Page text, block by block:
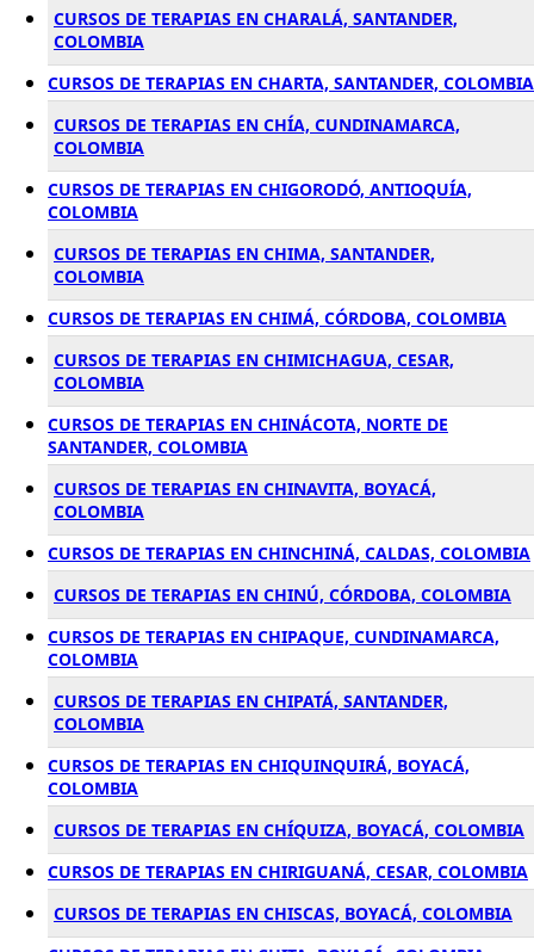
CURSOS DE TERAPIAS EN CHARALÁ, SANTANDER,
COLOMBIA
CURSOS DE TERAPIAS EN CHARTA, SANTANDER, COLOMBIA
CURSOS DE TERAPIAS EN CHÍA, CUNDINAMARCA,
COLOMBIA
CURSOS DE TERAPIAS EN CHIGORODÓ, ANTIOQUÍA,
COLOMBIA
CURSOS DE TERAPIAS EN CHIMA, SANTANDER,
COLOMBIA
CURSOS DE TERAPIAS EN CHIMÁ, CÓRDOBA, COLOMBIA
CURSOS DE TERAPIAS EN CHIMICHAGUA, CESAR,
COLOMBIA
CURSOS DE TERAPIAS EN CHINÁCOTA, NORTE DE
SANTANDER, COLOMBIA
CURSOS DE TERAPIAS EN CHINAVITA, BOYACÁ,
COLOMBIA
CURSOS DE TERAPIAS EN CHINCHINÁ, CALDAS, COLOMBIA
CURSOS DE TERAPIAS EN CHINÚ, CÓRDOBA, COLOMBIA
CURSOS DE TERAPIAS EN CHIPAQUE, CUNDINAMARCA,
COLOMBIA
CURSOS DE TERAPIAS EN CHIPATÁ, SANTANDER,
COLOMBIA
CURSOS DE TERAPIAS EN CHIQUINQUIRÁ, BOYACÁ,
COLOMBIA
CURSOS DE TERAPIAS EN CHÍQUIZA, BOYACÁ, COLOMBIA
CURSOS DE TERAPIAS EN CHIRIGUANÁ, CESAR, COLOMBIA
CURSOS DE TERAPIAS EN CHISCAS, BOYACÁ, COLOMBIA